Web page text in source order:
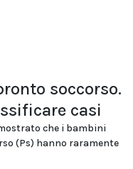
soccorso.
casi
che i bambini
(Ps) hanno raramente